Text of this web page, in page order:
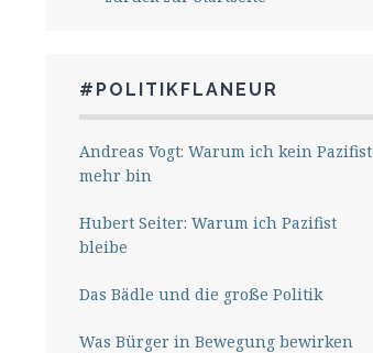
#POLITIKFLANEUR
Andreas Vogt: Warum ich kein Pazifist
mehr bin
Hubert Seiter: Warum ich Pazifist
bleibe
Das Bädle und die große Politik
Was Bürger in Bewegung bewirken